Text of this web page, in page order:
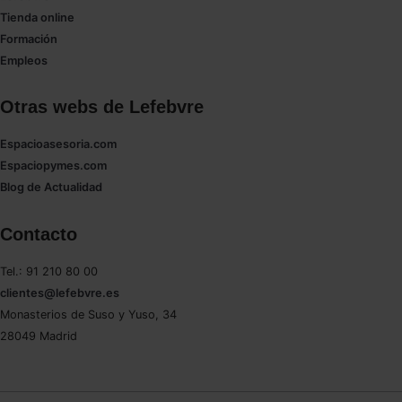
Tienda online
Formación
Empleos
Otras webs de Lefebvre
Espacioasesoria.com
Espaciopymes.com
Blog de Actualidad
Contacto
Tel.: 91 210 80 00
clientes@lefebvre.es
Monasterios de Suso y Yuso, 34
28049 Madrid